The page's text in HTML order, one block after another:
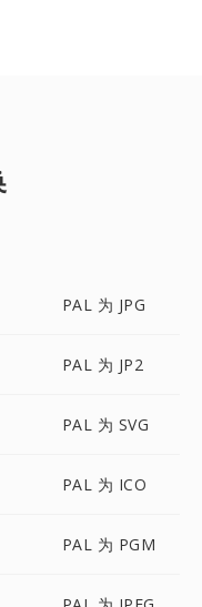
PAL 为 JPG
PAL 为 JP2
PAL 为 SVG
PAL 为 ICO
PAL 为 PGM